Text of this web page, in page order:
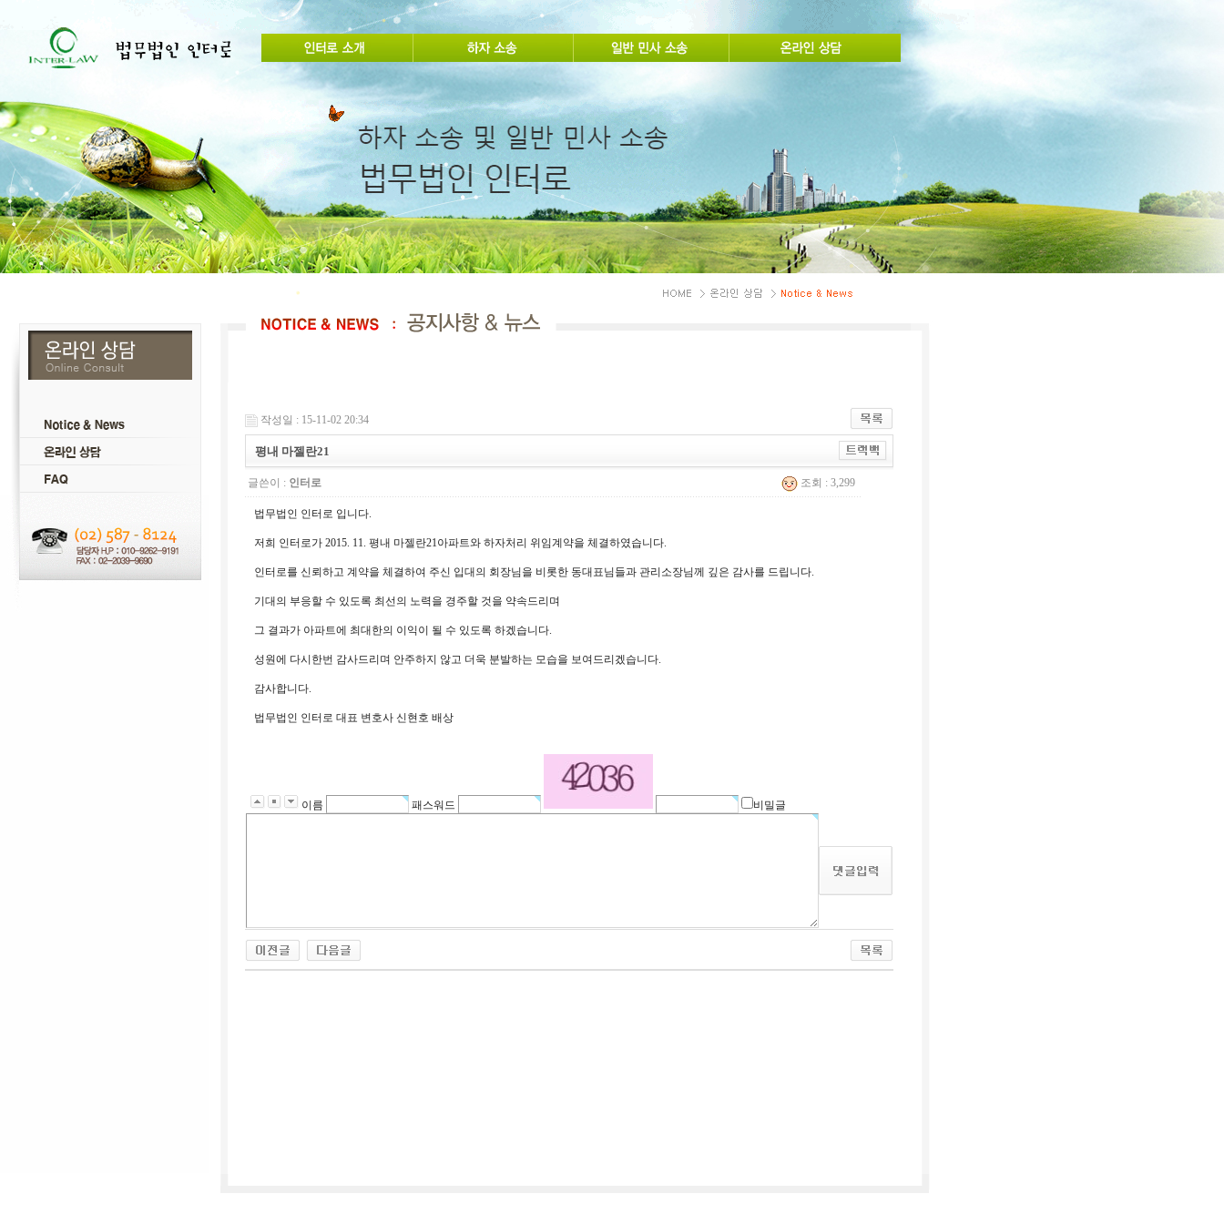
작성일 : 15-11-02 20:34
평내 마젤란21
글쓴이 : 인터로 조회 : 3,299
법무법인 인터로 입니다.
저희 인터로가 2015. 11. 평내 마젤란21아파트와 하자처리 위임계약을 체결하였습니다.
인터로를 신뢰하고 계약을 체결하여 주신 입대의 회장님을 비롯한 동대표님들과 관리소장님께 깊은 감사를 드립니다.
기대의 부응할 수 있도록 최선의 노력을 경주할 것을 약속드리며
그 결과가 아파트에 최대한의 이익이 될 수 있도록 하겠습니다.
성원에 다시한번 감사드리며 안주하지 않고 더욱 분발하는 모습을 보여드리겠습니다.
감사합니다.
법무법인 인터로 대표 변호사 신현호 배상
이름 패스워드 비밀글